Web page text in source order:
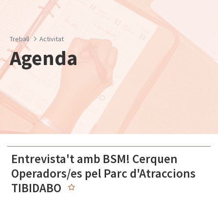
Treball Activitat
Agenda
Entrevista't amb BSM! Cerquen
Operadors/es pel Parc d'Atraccions
TIBIDABO